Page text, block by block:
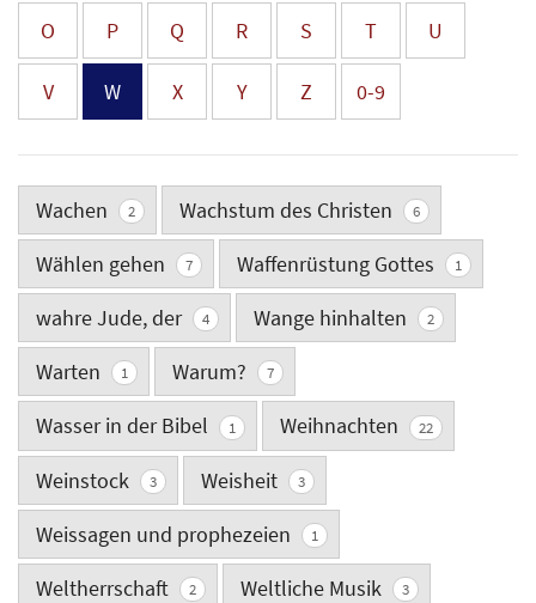
O P Q R S T U
V W X Y Z 0-9
Wachen 2 Wachstum des Christen 6
Wählen gehen 7 Waffenrüstung Gottes 1
wahre Jude, der 4 Wange hinhalten 2
Warten 1 Warum? 7
Wasser in der Bibel 1 Weihnachten 22
Weinstock 3 Weisheit 3
Weissagen und prophezeien 1
Weltherrschaft 2 Weltliche Musik 3